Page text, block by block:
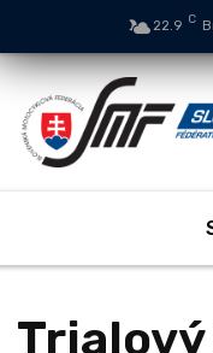
22.9 C